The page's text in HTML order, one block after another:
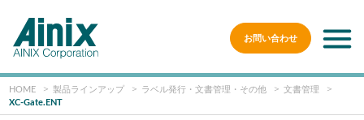
お問い合わせ
HOME 製品ラインアップ ラベル発行・文書管理・その他
文書管理
XC-Gate.ENT